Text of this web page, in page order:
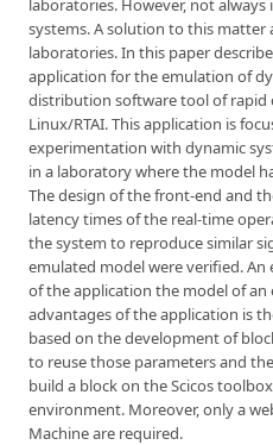
laboratories. However, not
systems. A solution to this
laboratories. In this paper
application for the emulation of
distribution software tool of
Linux/RTAI. This application is
experimentation with dynamic
in a laboratory where the model
The design of the front-end and
latency times of the real-time
the system to reproduce similar
emulated model were verified.
of the application the model of
advantages of the application is
based on the development of
to reuse those parameters and
build a block on the Scicos
environment. Moreover, only a
Machine are required.